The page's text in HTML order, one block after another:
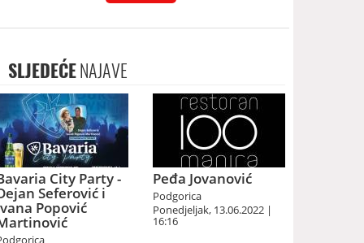
SLJEDEĆENAJAVE
City Party -
Seferović i
Popović
Peđa Jovanović
Podgorica
Ponedjeljak, 13.06.2022 |
16:16